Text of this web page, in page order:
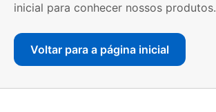
inicial para conhecer nossos produtos.
Voltar para a página inicial